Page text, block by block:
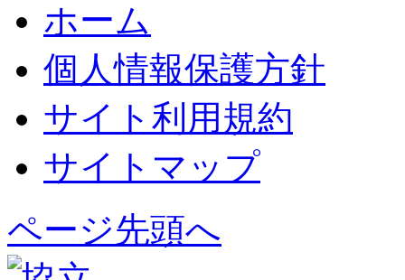
ホーム
個人情報保護方針
サイト利用規約
サイトマップ
ページ先頭へ